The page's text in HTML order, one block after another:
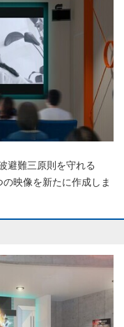
避難三原則を守れる
映像を新たに作成しま